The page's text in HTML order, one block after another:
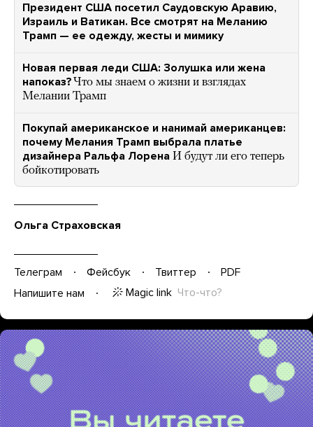
Президент США посетил Саудовскую Аравию,
Израиль и Ватикан. Все смотрят на Меланию
Трамп — ее одежду, жесты и мимику
Новая первая леди США: Золушка или жена
напоказ? Что мы знаем о жизни и взглядах
Мелании Трамп
Покупай американское и нанимай американцев:
почему Мелания Трамп выбрала платье
дизайнера Ральфа Лорена И будут ли его теперь
бойкотировать
Ольга Страховская
Телеграм Фейсбук Твиттер
PDF
Напишите нам
Magic link Что-что?